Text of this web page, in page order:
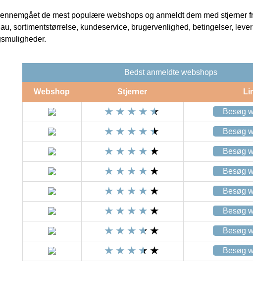
de mest populære webshops og anmeldt dem med stjerner
sortimentstørrelse, kundeservice, brugervenlighed, betingelser,
Bedst anmeldte webshops
Webshop Stjerner
Besøg
Besøg
Besøg
Besøg
Besøg
Besøg
Besøg
Besøg